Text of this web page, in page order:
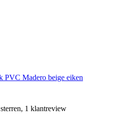
PVC Madero beige eiken
1 klantreview